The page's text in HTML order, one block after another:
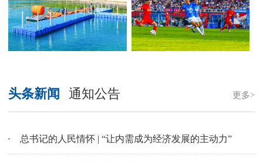
头条新闻 通知公告 更多>
总书记的人民情怀 | “让内需成为经济发展的主动力”